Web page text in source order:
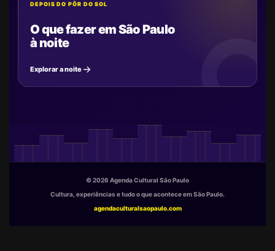
DEPOIS DO PÔR DO SOL
O que fazer em São Paulo
à noite
Explorar a noite
© 2026 Agenda Cultural São Paulo
Cultura, experiências e tudo o que acontece em São Paulo.
agendaculturalsaopaulo.com